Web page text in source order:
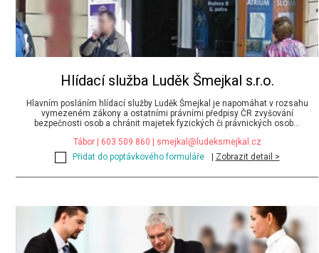
Hlídací služba Luděk Šmejkal s.r.o.
Hlavním posláním hlídací služby Luděk Šmejkal je napomáhat v rozsahu
vymezeném zákony a ostatními právními předpisy ČR zvyšování
bezpečnosti osob a chránit majetek fyzických či právnických osob...
Tábor | 603 509 860 | smejkal@ludeksmejkal.cz
Přidat do poptávkového formuláře
Zobrazit detail >